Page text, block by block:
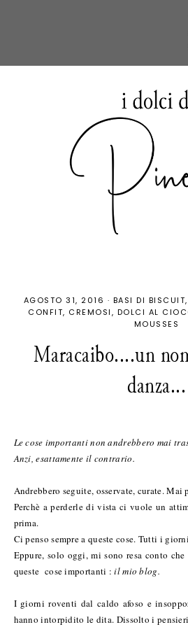
AGOSTO 31, 2016 · BASI DI BISCUIT
CONFIT CREMOSI DOLCI AL
MOUSSES
Maracaibo....un
danza...
Le cose importanti non andrebbero mai
Anzi, esattamente il contrario.
Andrebbero seguite, osservate, curate. Mai
Perchè a perderle di vista ci vuole un
prima.
Ci penso sempre a queste cose. Tutti i
Eppure, solo oggi, mi sono resa conto
queste cose importanti :il mio blog.
I giorni roventi dal caldo afoso e
hanno intorpidito le dita. Dissolto i